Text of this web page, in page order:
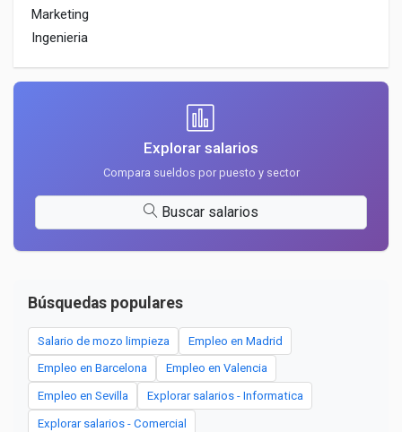
Marketing
Ingenieria
Explorar salarios
Compara sueldos por puesto y sector
Buscar salarios
Búsquedas populares
Salario de mozo limpieza Empleo en Madrid
Empleo en Barcelona Empleo en Valencia
Empleo en Sevilla Explorar salarios - Informatica
Explorar salarios - Comercial